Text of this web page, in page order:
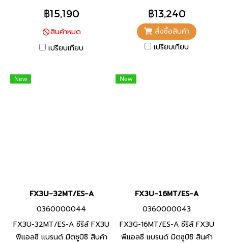
แบรนด์ ญี่ปุ่น
฿15,190
สินค้าหมด
เปรียบเทียบ
แบรนด์ ญี่ปุ่น
฿13,240
สั่งซื้อสินค้า
เปรียบเทียบ
New
FX3U-32MT/ES-A
0360000044
FX3U-32MT/ES-A ซีรีส์ FX3U
พีแอลซี แบรนด์ มิตซูบิชิ สินค้า
New
FX3U-16MT/ES-A
0360000043
FX3G-16MT/ES-A ซีรีส์ FX3U
พีแอลซี แบรนด์ มิตซูบิชิ สินค้า